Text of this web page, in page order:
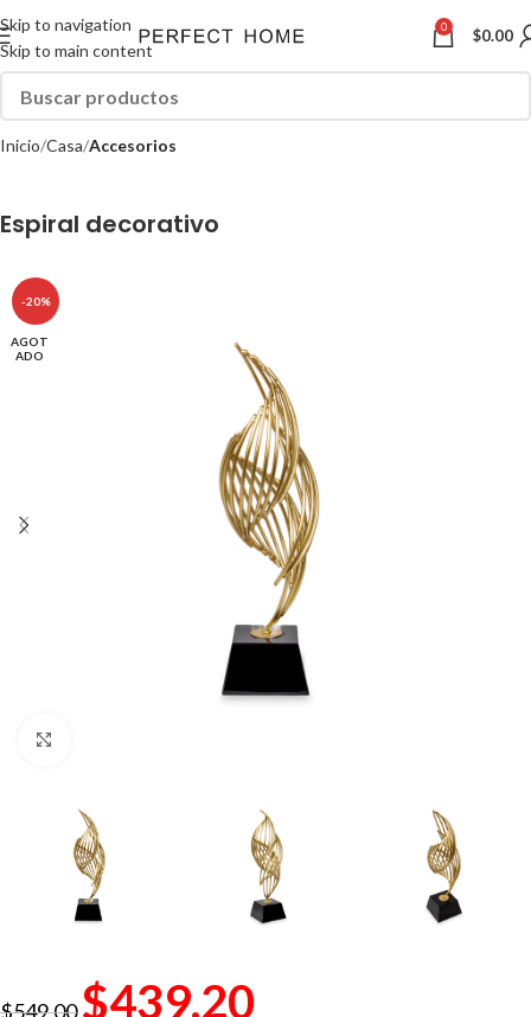
Skip to navigation
Skip to main content
0 $0.00
Inicio Casa Accesorios
Espiral decorativo
-20%
AGOT
ADO
$549.00 $439.20